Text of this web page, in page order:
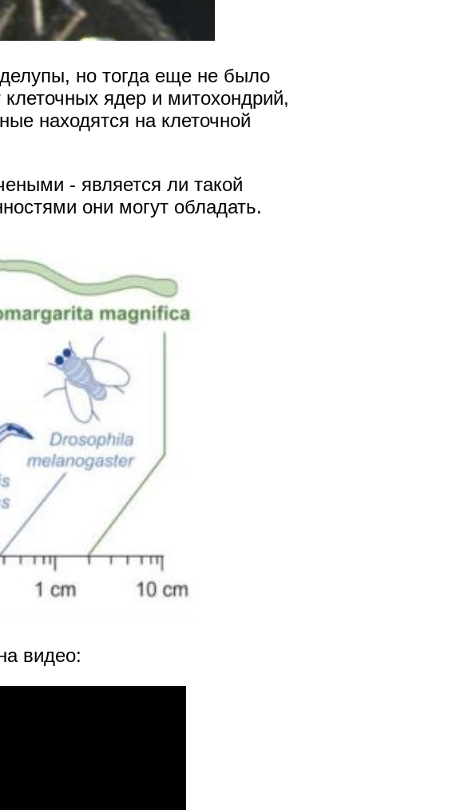
но тогда еще не было
ядер и митохондрий,
находятся на клеточной
- является ли такой
они могут обладать.
видео: